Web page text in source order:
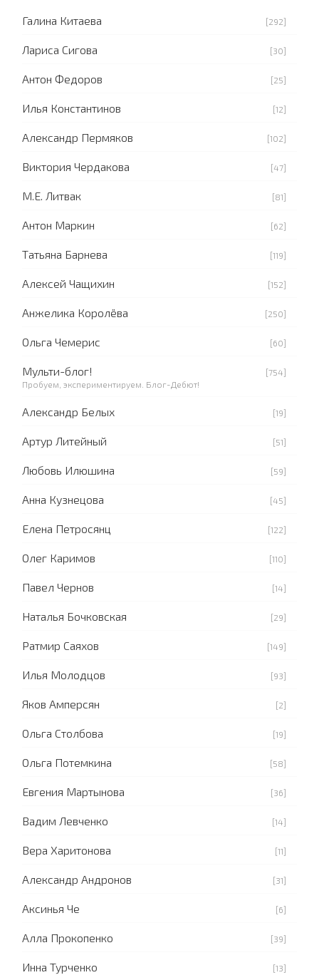
Галина Китаева [292]
Лариса Сигова [30]
Антон Федоров [25]
Илья Константинов [12]
Александр Пермяков [102]
Виктория Чердакова [47]
М.Е. Литвак [81]
Антон Маркин [62]
Татьяна Барнева [119]
Алексей Чащихин [152]
Анжелика Королёва [250]
Ольга Чемерис [60]
Мульти-блог!
[754]
Пробуем, экспериментируем. Блог-Дебют!
Александр Белых [19]
Артур Литейный [51]
Любовь Илюшина [59]
Анна Кузнецова [45]
Елена Петросянц [122]
Олег Каримов [110]
Павел Чернов [14]
Наталья Бочковская [29]
Ратмир Саяхов [149]
Илья Молодцов [93]
Яков Амперсян [2]
Ольга Столбова [19]
Ольга Потемкина [58]
Евгения Мартынова [36]
Вадим Левченко [14]
Вера Харитонова [11]
Александр Андронов [31]
Аксинья Че [6]
Алла Прокопенко [39]
Инна Турченко [13]